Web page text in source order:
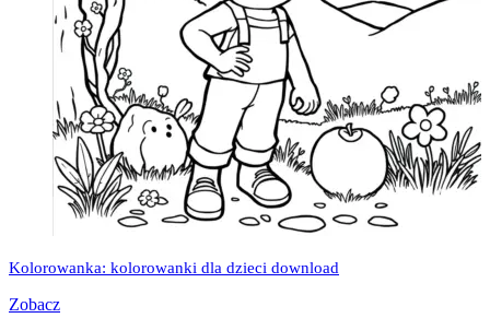
Kolorowanka: kolorowanki dla dzieci download
Zobacz